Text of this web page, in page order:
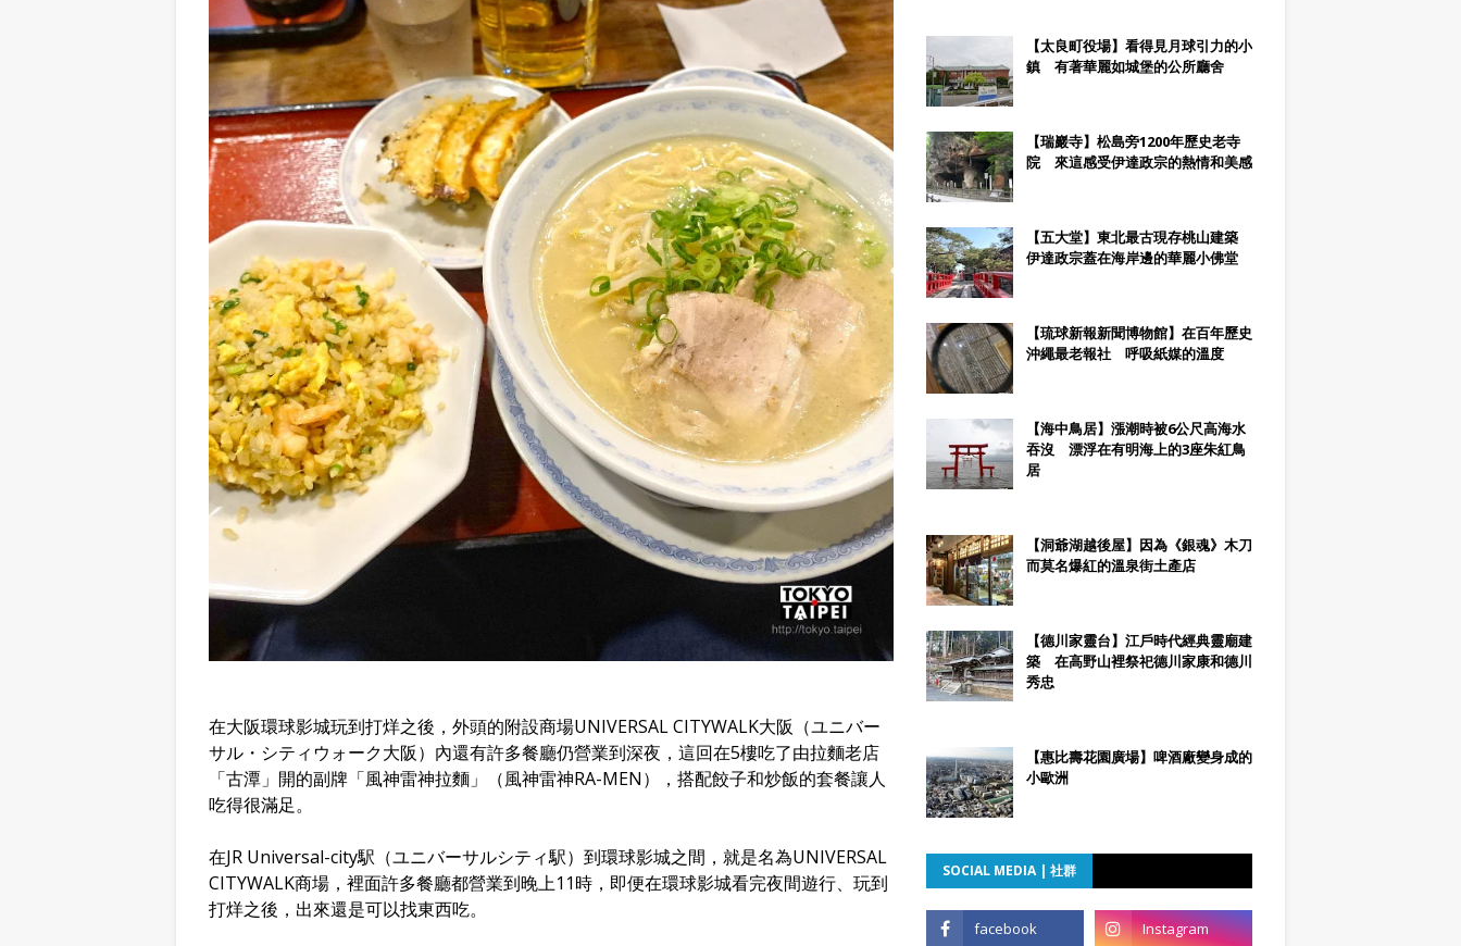
在大阪環球影城玩到打烊之後，外頭的附設商場UNIVERSAL CITYWALK大阪（ユニバー
サル・シティウォーク大阪）內還有許多餐廳仍營業到深夜，這回在5樓吃了由拉麵老店
「古潭」開的副牌「風神雷神拉麵」（風神雷神RA-MEN），搭配餃子和炒飯的套餐讓人
吃得很滿足。
在JR Universal-city駅（ユニバーサルシティ駅）到環球影城之間，就是名為UNIVERSAL
CITYWALK商場，裡面許多餐廳都營業到晚上11時，即便在環球影城看完夜間遊行、玩到
打烊之後，出來還是可以找東西吃。
【太良町役場】看得見月球引力的小
鎮 有著華麗如城堡的公所廳舍
【瑞巖寺】松島旁1200年歷史老寺
院 來這感受伊達政宗的熱情和美感
【五大堂】東北最古現存桃山建築
伊達政宗蓋在海岸邊的華麗小佛堂
【琉球新報新聞博物館】在百年歷史
沖繩最老報社 呼吸紙媒的溫度
【海中鳥居】漲潮時被6公尺高海水
吞沒 漂浮在有明海上的3座朱紅鳥
居
【洞爺湖越後屋】因為《銀魂》木刀
而莫名爆紅的溫泉街土產店
【德川家靈台】江戶時代經典靈廟建
築 在高野山裡祭祀德川家康和德川
秀忠
【惠比壽花園廣場】啤酒廠變身成的
小歐洲
SOCIAL MEDIA | 社群